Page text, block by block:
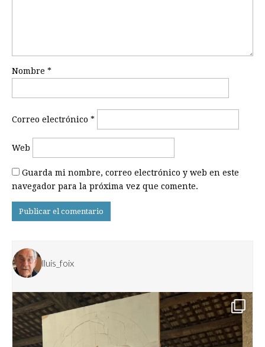
Nombre *
Correo electrónico *
Web
Guarda mi nombre, correo electrónico y web en este
navegador para la próxima vez que comente.
lluis_foix